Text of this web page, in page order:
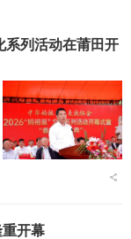
列活动在莆田开
开幕